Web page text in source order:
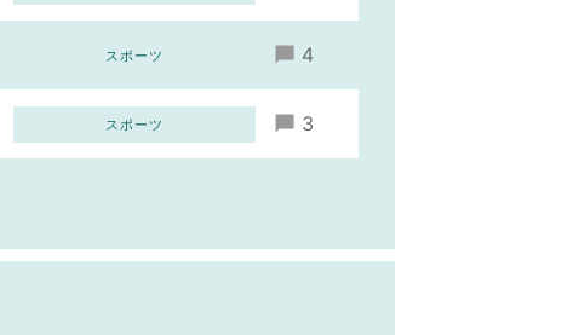
スポーツ 4
スポーツ 3